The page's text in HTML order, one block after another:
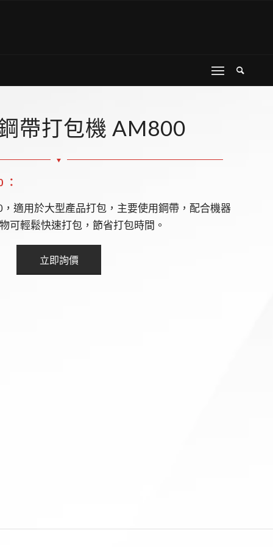
帶打包機 AM800
：
適用於大型產品打包，主要使用鋼帶，配合機器
可輕鬆快速打包，節省打包時間。
立即詢價